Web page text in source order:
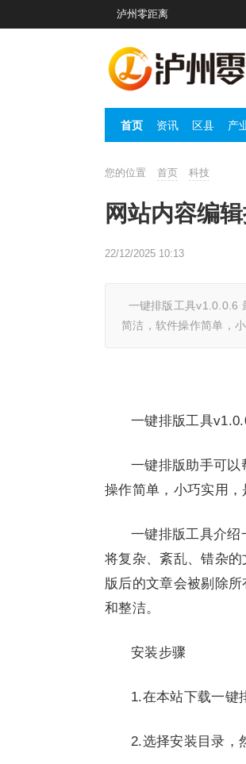
泸州零距离
首页 资讯 区县 产
您的位置 首页 科技
网站内容编
22/12/2025 10:13
一键排版工具v1.0.0.6
简洁，软件操作简单，
一键排版工具
一键排版助手可以
操作简单，小巧实用
一键排版工具介绍
将复杂、紊乱、错杂
版后的文章会被剔除
和整洁。
安装步骤
1.在本站下载一键
2.选择安装目录，